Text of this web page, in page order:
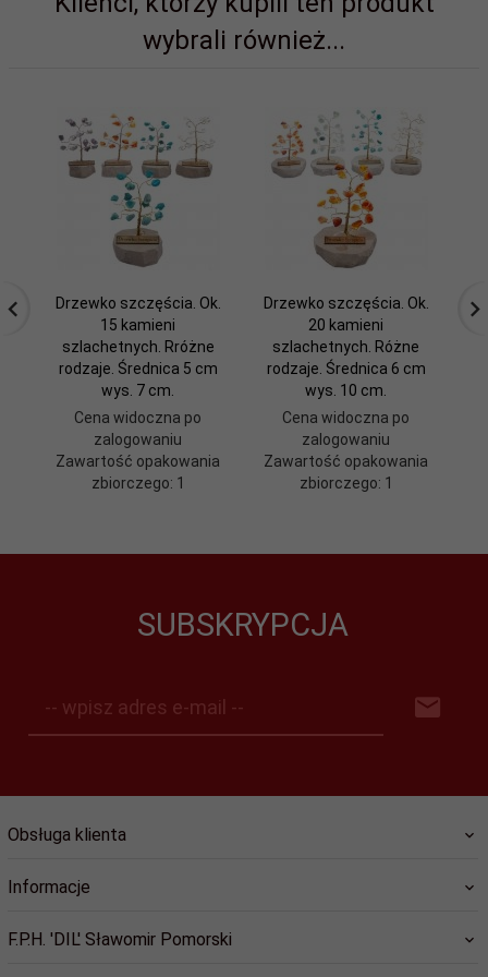
wybrali również...
Drzewko szczęścia. Ok.
15 kamieni
szlachetnych. Rróżne
rodzaje. Średnica 5 cm
wys. 7 cm.
Cena widoczna po
zalogowaniu
Zawartość opakowania
zbiorczego: 1
Drzewko szczęścia. Ok.
20 kamieni
szlachetnych. Różne
rodzaje. Średnica 6 cm
wys. 10 cm.
Cena widoczna po
zalogowaniu
Zawartość opakowania
zbiorczego: 1
SUBSKRYPCJA
-- wpisz adres e-mail --
Obsługa klienta
Informacje
F.P.H. 'DIL' Sławomir Pomorski